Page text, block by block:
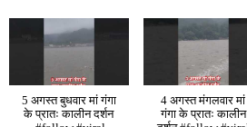
5 अगस्त बुधवार मां गंगा
के प्रातः कालीन दर्शन
4 अगस्त मंगलवार मां
गंगा के प्रातः कालीन